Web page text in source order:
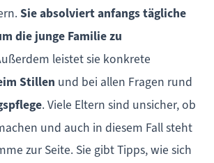
Sie absolviert anfangs tägliche
die junge Familie zu
leistet sie konkrete
Stillen und bei allen Fragen rund
. Viele Eltern sind unsicher, ob
und auch in diesem Fall steht
zur Seite. Sie gibt Tipps, wie sich